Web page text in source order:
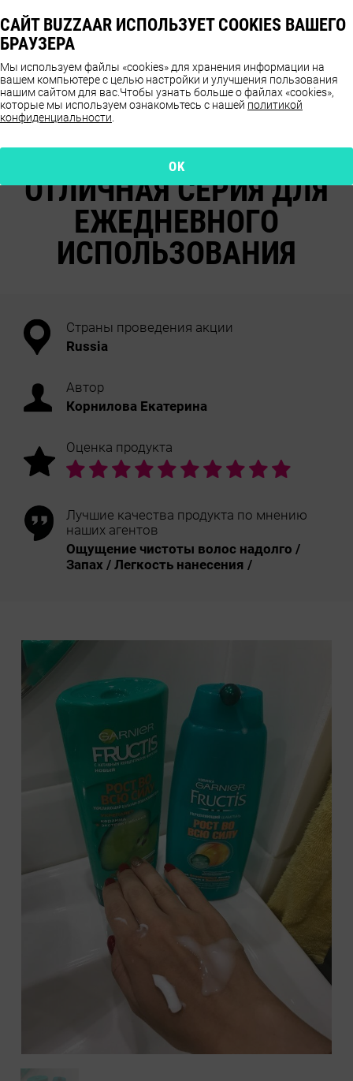
ОТЗЫВЫ О ПРОДУКТЕ
ОТЛИЧНАЯ СЕРИЯ ДЛЯ
ЕЖЕДНЕВНОГО
ИСПОЛЬЗОВАНИЯ
Страны проведения акции
Russia
Автор
Корнилова Екатерина
Оценка продукта
Лучшие качества продукта по мнению
наших агентов
Ощущение чистоты волос надолго /
Запах / Легкость нанесения /
САЙТ BUZZAAR ИСПОЛЬЗУЕТ COOKIES ВАШЕГО
БРАУЗЕРА
Мы используем файлы «cookies» для хранения информации на
вашем компьютере с целью настройки и улучшения пользования
нашим сайтом для вас. Чтобы узнать больше о файлах «cookies»,
которые мы используем ознакомьтесь с нашей политикой
конфиденциальности
OK